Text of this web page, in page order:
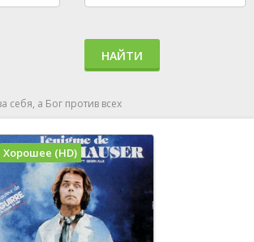
НАЙТИ
себя, а Бог против всех
Хорошее (HD)